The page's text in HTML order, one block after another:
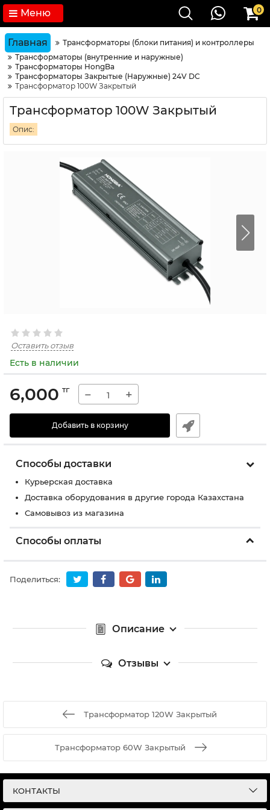
Меню 0
Главная
Трансформаторы (блоки питания) и контроллеры
Трансформаторы (внутренние и наружные)
Трансформаторы HongBa
Трансформаторы Закрытые (Наружные) 24V DC
Трансформатор 100W Закрытый
Трансформатор 100W Закрытый
Опис:
Оставить отзыв
Есть в наличии
6,000 тг − +
Добавить в корзину
Способы доставки
Курьерская доставка
Доставка оборудования в другие города Казахстана
Самовывоз из магазина
Способы оплаты
Поделиться:
Описание
Отзывы
Трансформатор 120W Закрытый
Трансформатор 60W Закрытый
КОНТАКТЫ